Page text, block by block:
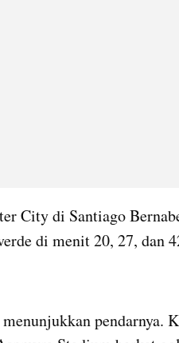
City di Santiago
di menit 20, 27, dan
pendarnya.